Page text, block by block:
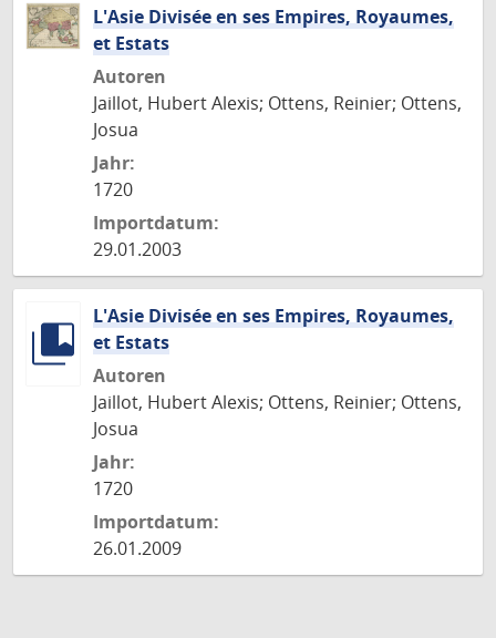
L'Asie Divisée en ses Empires, Royaumes,
et Estats
Autoren
Jaillot, Hubert Alexis; Ottens, Reinier; Ottens,
Josua
Jahr:
1720
Importdatum:
29.01.2003
L'Asie Divisée en ses Empires, Royaumes,
et Estats
Autoren
Jaillot, Hubert Alexis; Ottens, Reinier; Ottens,
Josua
Jahr:
1720
Importdatum:
26.01.2009